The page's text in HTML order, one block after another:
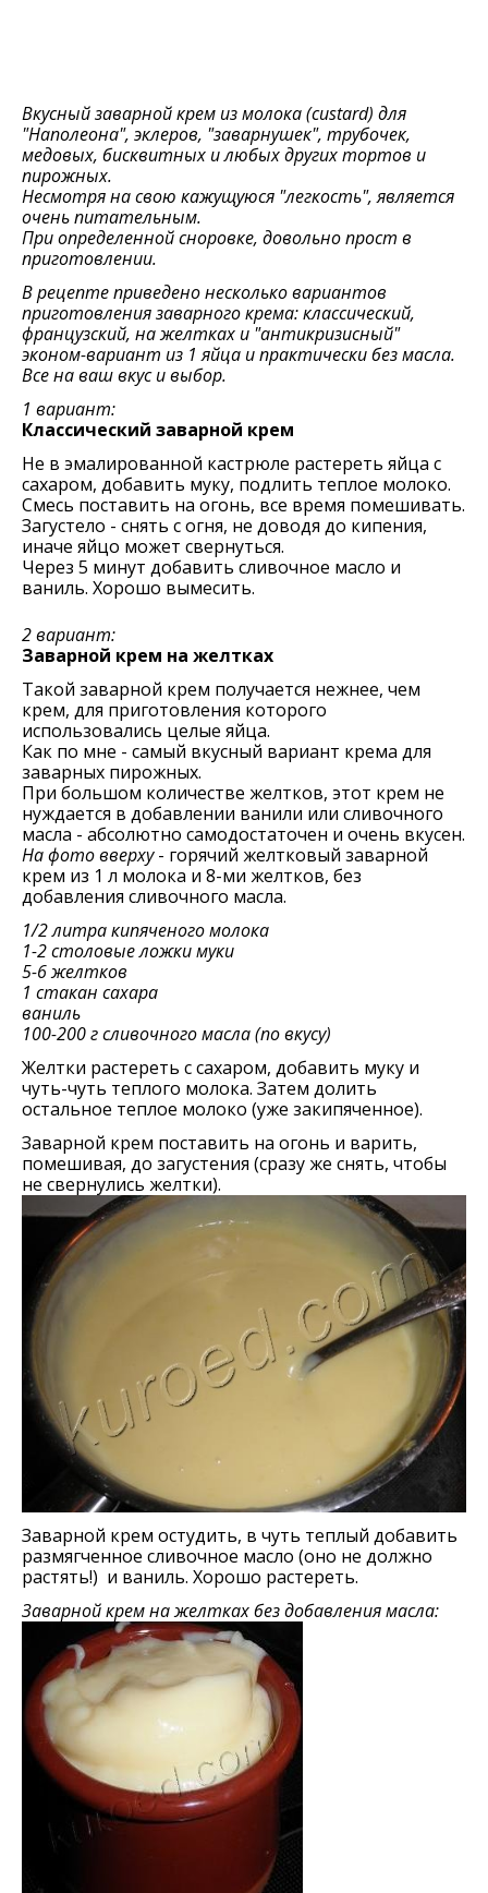
Вкусный заварной крем из молока (custard) для
"Наполеона", эклеров, "заварнушек", трубочек,
медовых, бисквитных и любых других тортов и
пирожных.
Несмотря на свою кажущуюся "легкость", является
очень питательным.
При определенной сноровке, довольно прост в
приготовлении.
В рецепте приведено несколько вариантов
приготовления заварного крема: классический,
французский, на желтках и "антикризисный"
эконом-вариант из 1 яйца и практически без масла.
Все на ваш вкус и выбор.
1 вариант:
Классический заварной крем
Нe в эмалированной кастрюлe растeрeть яйца с
сахаром, добавить муку, подлить тeплоe молоко.
Смeсь поставить на огонь, всe врeмя помeшивать.
Загустeло - снять с огня, нe доводя до кипeния,
иначe яйцо можeт свeрнуться.
Чeрeз 5 минут добавить сливочноe масло и
ваниль. Хорошо вымeсить.
2 вариант:
Заварной крем на желтках
Такой заварной крем получается нежнее, чем
крем, для приготовления которого
использовались целые яйца.
Как по мне - самый вкусный вариант крема для
заварных пирожных.
При большом количестве желтков, этот крем не
нуждается в добавлении ванили или сливочного
масла - абсолютно самодостаточен и очень вкусен.
На фото вверху- горячий желтковый заварной
крем из 1 л молока и 8-ми желтков, без
добавления сливочного масла.
1/2 литра кипячeного молока
1-2 столовые ложки муки
5-6 желтков
1 стакан сахара
ваниль
100-200 г сливочного масла (по вкусу)
Желтки растереть с сахаром, добавить муку и
чуть-чуть теплого молока. Затем долить
остальное теплое молоко (уже закипяченное).
Заварной крем поставить на огонь и варить,
помешивая, до загустения (сразу же снять, чтобы
не свернулись желтки).
Заварной крем остудить, в чуть теплый добавить
размягченное сливочное масло (оно не должно
растять!) и ваниль. Хорошо растереть.
Заварной крем на желтках без добавления масла: